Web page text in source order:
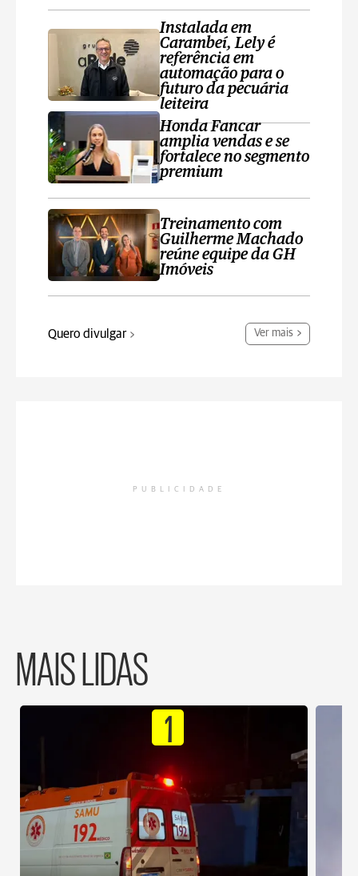
Instalada em
Carambeí, Lely é
referência em
automação para o
futuro da pecuária
leiteira
Honda Fancar
amplia vendas e se
fortalece no segmento
premium
Treinamento com
Guilherme Machado
reúne equipe da GH
Imóveis
Quero divulgar Ver mais
PUBLICIDADE
MAIS LIDAS
1